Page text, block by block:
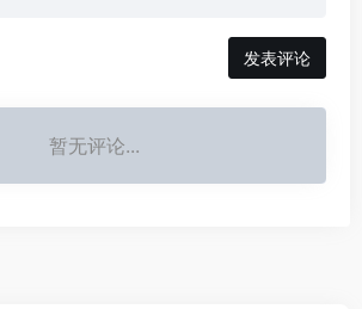
发表评论
暂无评论...